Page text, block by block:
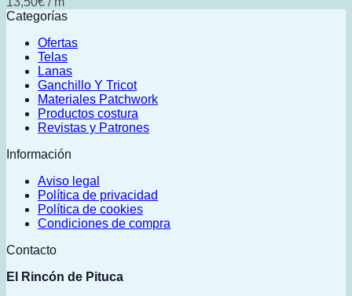
Categorías
Ofertas
Telas
Lanas
Ganchillo Y Tricot
Materiales Patchwork
Productos costura
Revistas y Patrones
Información
Aviso legal
Política de privacidad
Política de cookies
Condiciones de compra
Contacto
El Rincón de Pituca